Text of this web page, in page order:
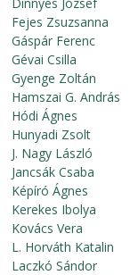
Fejes Zsuzsanna
Gáspár Ferenc
Gévai Csilla
Gyenge Zoltán
Hamszai G. András
Hódi Ágnes
Hunyadi Zsolt
J. Nagy László
Jancsák Csaba
Képíró Ágnes
Kerekes Ibolya
Kovács Vera
L. Horváth Katalin
Laczkó Sándor